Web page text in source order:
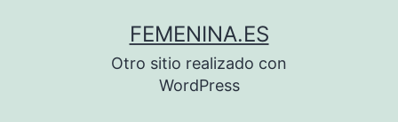
FEMENINA.ES
Otro sitio realizado con
WordPress